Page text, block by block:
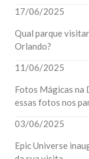
17/06/2025
Qual parque
Orlando?
11/06/2025
Fotos Mágicas na
essas fotos nos
03/06/2025
Epic Universe